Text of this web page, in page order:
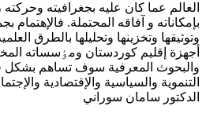
العالم عما كان علیه بجغرافيته وحركته
بإمكاناته و آفاقه المحتملة. فالإهتمام
وتوثيقها وتخزينها وتحلیلها بالطرق
أجهزة إقليم كوردستان ومٶسساته
والبحوث المعرفية سوف تساهم بشكل
التنموية والسياسية والإقتصادية
الدكتور سامان سوراني